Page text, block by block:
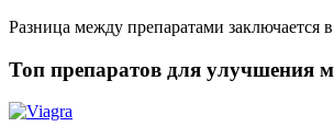
Разница между препаратами заключается
Топ препаратов для улучшения